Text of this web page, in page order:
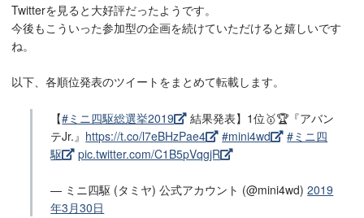
Twitterを見ると大好評だったようです。
今後もこういった参加型の企画を続けていただけると嬉しいです
ね。
以下、各順位発表のツイートをまとめて転載します。
【#ミニ四駆総選挙2019
結果発表】1位🥇🏆『アバン
テJr.』 https://t.co/l7eBHzPae4 #mini4wd
#ミニ四
駆
pic.twitter.com/C1B5pVqgjR
— ミニ四駆 (タミヤ) 公式アカウント (@mini4wd)2019
年3月30日